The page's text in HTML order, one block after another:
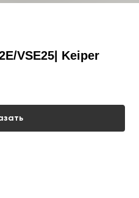
VSE25| Keiper